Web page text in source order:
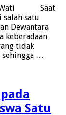
Wati Saat
salah satu
Dewantara
keberadaan
tidak
sehingga …
Satu